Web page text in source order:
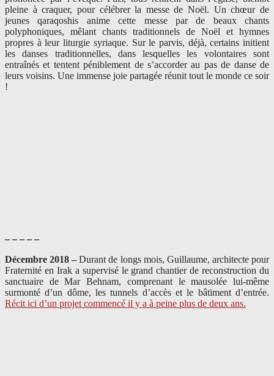
pleine à craquer, pour célébrer la messe de Noël. Un chœur de
jeunes qaraqoshis anime cette messe par de beaux chants
polyphoniques, mêlant chants traditionnels de Noël et hymnes
propres à leur liturgie syriaque. Sur le parvis, déjà, certains initient
les danses traditionnelles, dans lesquelles les volontaires sont
entraînés et tentent péniblement de s’accorder au pas de danse de
leurs voisins. Une immense joie partagée réunit tout le monde ce soir
!
– – – – –
Décembre 2018 –Durant de longs mois, Guillaume, architecte pour
Fraternité en Irak a supervisé le grand chantier de reconstruction du
sanctuaire de Mar Behnam, comprenant le mausolée lui-même
surmonté d’un dôme, les tunnels d’accès et le bâtiment d’entrée.
Récit ici d’un projet commencé il y a à peine plus de deux ans.